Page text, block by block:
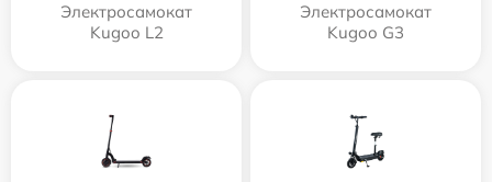
Электросамокат
Kugoo L2
Электросамокат
Kugoo G3